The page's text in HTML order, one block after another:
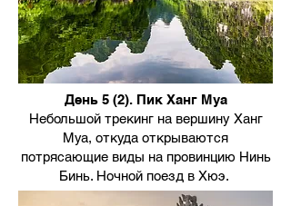
День 5 (2). Пик Ханг Муа
Небольшой трекинг на вершину Ханг
Муа, откуда открываются
потрясающие виды на провинцию Нинь
Бинь. Ночной поезд в Хюэ.